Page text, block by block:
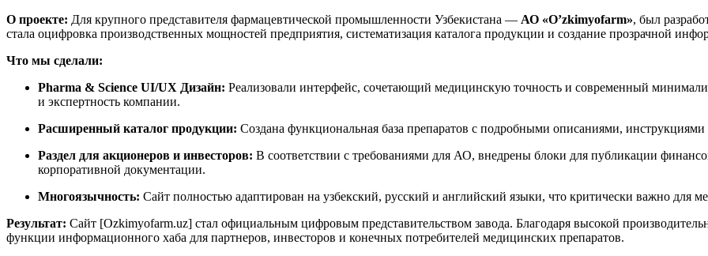
О проекте: Для крупного представителя фармацевтической промышленности Узбекистана — АО «O’zkimyofarm», был
стала оцифровка производственных мощностей предприятия, систематизация каталога продукции и создание прозрачной
Что мы сделали:
Pharma & Science UI/UX Дизайн: Реализовали интерфейс, сочетающий медицинскую точность и современный
и экспертность компании.
Расширенный каталог продукции: Создана функциональная база препаратов с подробными описаниями,
Раздел для акционеров и инвесторов: В соответствии с требованиями для АО, внедрены блоки для публикации
корпоративной документации.
Многоязычность: Сайт полностью адаптирован на узбекский, русский и английский языки, что критически важно для
Результат: Сайт [Ozkimyofarm.uz] стал официальным цифровым представительством завода. Благодаря высокой
функции информационного хаба для партнеров, инвесторов и конечных потребителей медицинских препаратов.